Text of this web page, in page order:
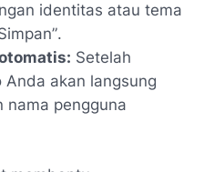
identitas atau tema
.
Setelah
akan langsung
nama pengguna